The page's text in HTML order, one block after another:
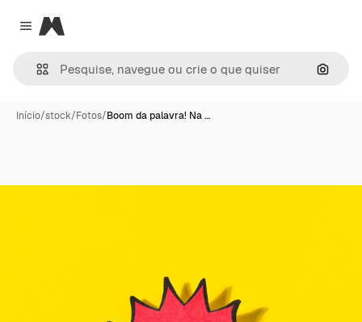
Close menu
Magnific
Início/stock/Fotos/Boom da palavra! Na …